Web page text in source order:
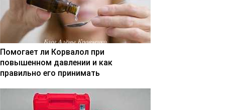
Помогает ли Корвалол при
повышенном давлении и как
правильно его принимать